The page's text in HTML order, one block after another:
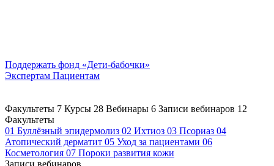
Поддержать фонд «Дети-бабочки»
Экспертам Пациентам
Факультеты 7 Курсы 28 Вебинары 6 Записи вебинаров 12
Факультеты
01 Буллёзный эпидермолиз 02 Ихтиоз 03 Псориаз 04
Атопический дерматит 05 Уход за пациентами 06
Косметология 07 Пороки развития кожи
Записи вебинаров